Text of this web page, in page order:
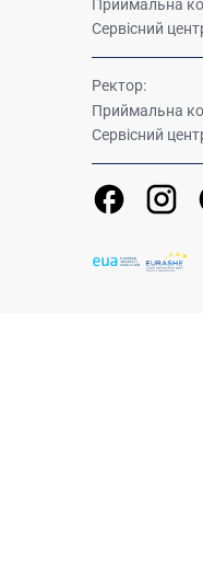
Приймальна
Сервісний
Ректор:
Приймальна
Сервісний